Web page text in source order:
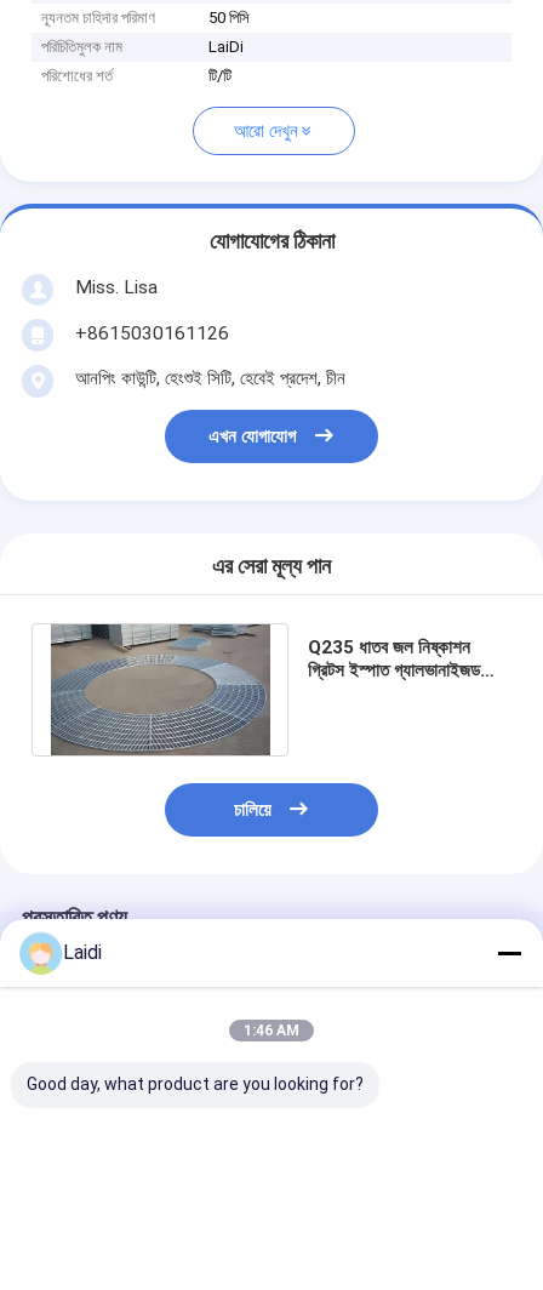
ন্যূনতম চাহিদার পরিমাণ
50 পিসি
পরিচিতিমুলক নাম
LaiDi
পরিশোধের শর্ত
টি/টি
আরো দেখুন
যোগাযোগের ঠিকানা
Miss. Lisa
+8615030161126
আনপিং কাউন্টি, হেংশুই সিটি, হেবেই প্রদেশ, চীন
এখন যোগাযোগ
এর সেরা মূল্য পান
Q235 ধাতব জল নিষ্কাশন
গ্রিটস ইস্পাত গ্যালভানাইজড
চালিয়ে
প্রস্তাবিত পণ্য
Laidi
1:46 AM
Good day, what product are you looking for?